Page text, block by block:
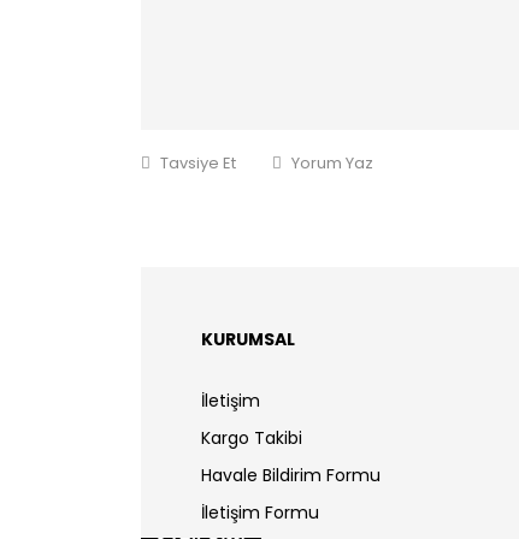
Tavsiye Et Yorum Yaz
KURUMSAL
İletişim
Kargo Takibi
Havale Bildirim Formu
İletişim Formu